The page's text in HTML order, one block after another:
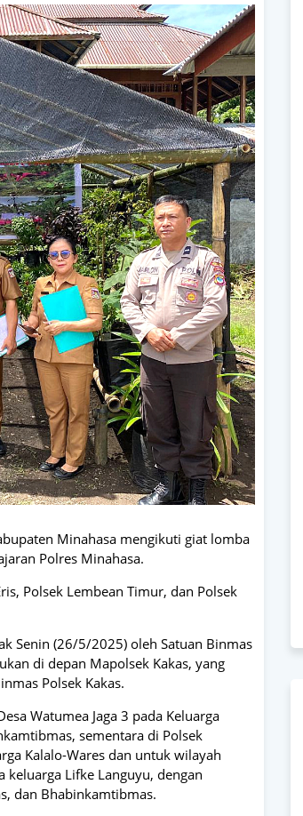
Minahasa mengikuti giat lomba
Polres Minahasa.
Polsek Lembean Timur, dan Polsek
Senin (26/5/2025) oleh Satuan Binmas
di depan Mapolsek Kakas, yang
Polsek Kakas.
Watumea Jaga 3 pada Keluarga
sementara di Polsek
Kalalo-Wares dan untuk wilayah
keluarga Lifke Languyu, dengan
dan Bhabinkamtibmas.